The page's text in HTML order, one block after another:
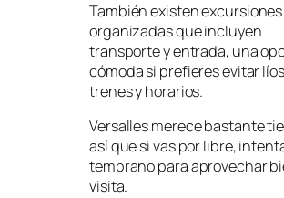
También existen excursiones
organizadas que incluyen
transporte y entrada, una
cómoda si prefieres evitar
trenes y horarios.
Versalles merece bastante
así que si vas por libre,
temprano para aprovechar
visita.